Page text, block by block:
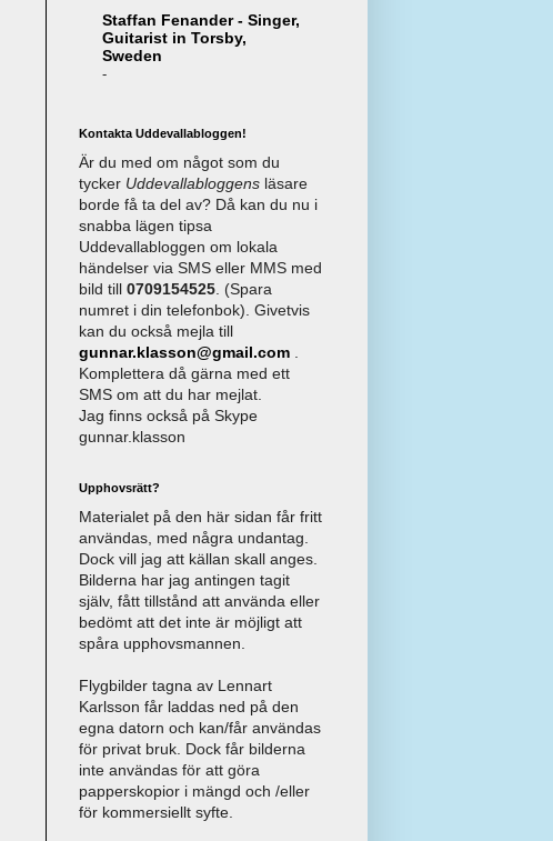
Staffan Fenander - Singer,
Guitarist in Torsby,
Sweden
-
Kontakta Uddevallabloggen!
Är du med om något som du
tycker Uddevallabloggens läsare
borde få ta del av? Då kan du nu i
snabba lägen tipsa
Uddevallabloggen om lokala
händelser via SMS eller MMS med
bild till 0709154525 . (Spara
numret i din telefonbok). Givetvis
kan du också mejla till
gunnar.klasson@gmail.com
Komplettera då gärna med ett
SMS om att du har mejlat.
Jag finns också på Skype
gunnar.klasson
Upphovsrätt?
Materialet på den här sidan får fritt
användas, med några undantag.
Dock vill jag att källan skall anges.
Bilderna har jag antingen tagit
själv, fått tillstånd att använda eller
bedömt att det inte är möjligt att
spåra upphovsmannen.
Flygbilder tagna av Lennart
Karlsson får laddas ned på den
egna datorn och kan/får användas
för privat bruk. Dock får bilderna
inte användas för att göra
papperskopior i mängd och /eller
för kommersiellt syfte.